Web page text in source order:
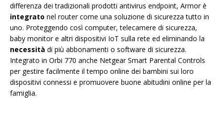
differenza dei tradizionali prodotti antivirus endpoint, Armor è
integrato nel router come una soluzione di sicurezza tutto in
uno. Proteggendo così computer, telecamere di sicurezza,
baby monitor e altri dispositivi IoT sulla rete ed eliminando la
necessità di più abbonamenti o software di sicurezza.
Integrato in Orbi 770 anche Netgear Smart Parental Controls
per gestire facilmente il tempo online dei bambini sui loro
dispositivi connessi e promuovere buone abitudini online per la
famiglia.